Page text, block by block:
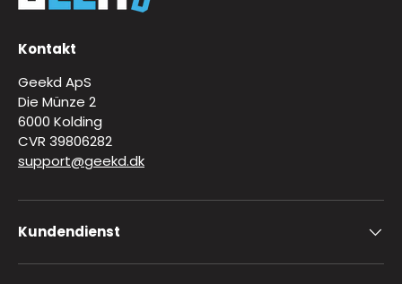
Kontakt
Geekd ApS
Die Münze 2
6000 Kolding
CVR 39806282
support@geekd.dk
Kundendienst